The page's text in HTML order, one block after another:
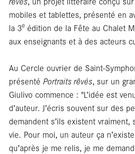
mobiles et tablettes, présenté en
la 3eédition de la Fête au Chalet
aux enseignants et à des acteurs
Au Cercle ouvrier de Saint-
présenté Portraits rêvés, sur un
Giulivo commence : "L’idée est
d’auteur. J’écris souvent sur des
demandent s’ils existent vraiment,
vie. Pour moi, un auteur ça
qu’après je me relis, je me